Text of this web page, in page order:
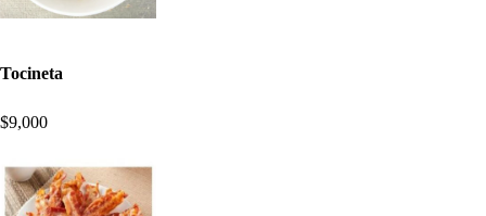
Tocineta
$9,000